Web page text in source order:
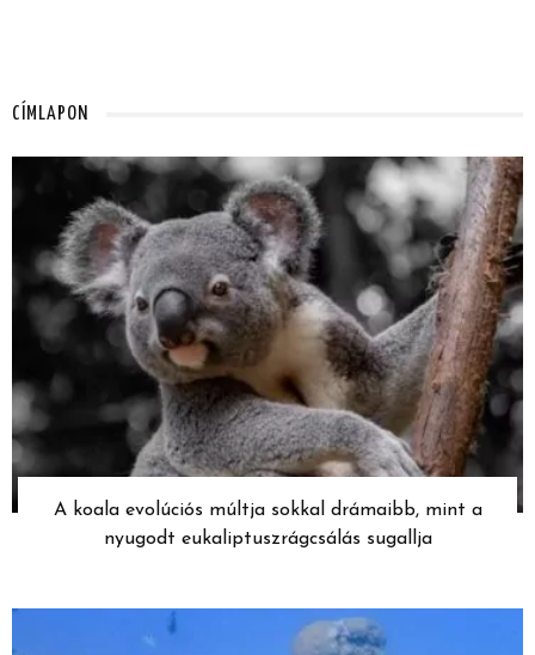
CÍMLAPON
A koala evolúciós múltja sokkal drámaibb, mint a
nyugodt eukaliptuszrágcsálás sugallja